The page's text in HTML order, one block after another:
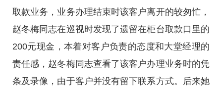
取款业务，业务办理结束时该客户离开的较匆忙，
赵冬梅同志在巡视时发现了遗留在柜台取款口里的
200元现金，本着对客户负责的态度和大堂经理的
责任感，赵冬梅同志查看了该客户办理业务时的凭
条及录像，由于客户并没有留下联系方式。后来她